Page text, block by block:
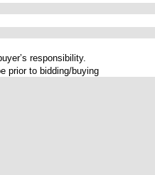
responsibility.
prior to bidding/buying